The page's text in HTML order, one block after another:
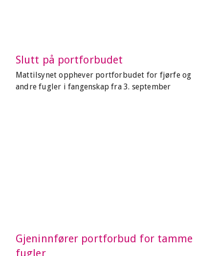
Slutt på portforbudet
Mattilsynet opphever portforbudet for fjørfe og
andre fugler i fangenskap fra 3. september
Gjeninnfører portforbud for tamme
fugler